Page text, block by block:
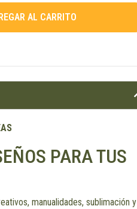
PARA TUS
manualidades, sublimación y